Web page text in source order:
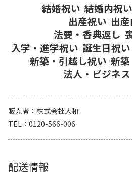
結婚祝い 結婚内祝い
出産祝い 出
法要・香典返し
入学・進学祝い 誕生日祝い
新築・引越し祝い 新
法人・ビジネス
販売者
株式会社大和
TEL
0120-566-006
配送情報